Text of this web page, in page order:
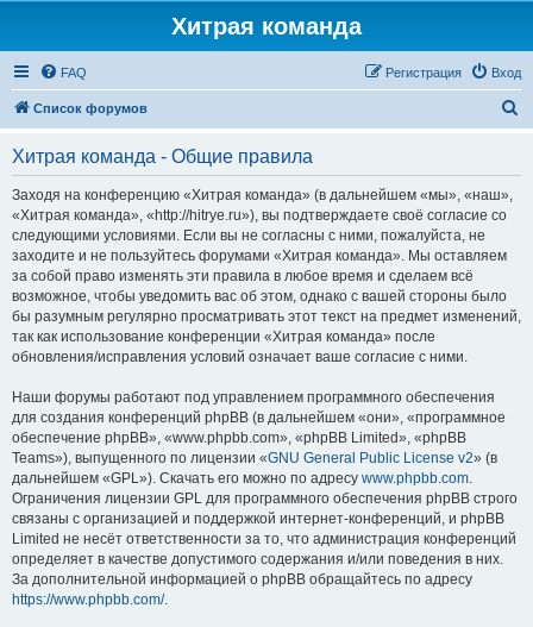
Хитрая команда
FAQ Вход
Регистрация
Список форумов
Хитрая команда - Общие правила
Заходя на конференцию «Хитрая команда» (в дальнейшем «мы», «наш»,
«Хитрая команда», «http://hitrye.ru»), вы подтверждаете своё согласие со
следующими условиями. Если вы не согласны с ними, пожалуйста, не
заходите и не пользуйтесь форумами «Хитрая команда». Мы оставляем
за собой право изменять эти правила в любое время и сделаем всё
возможное, чтобы уведомить вас об этом, однако с вашей стороны было
бы разумным регулярно просматривать этот текст на предмет изменений,
так как использование конференции «Хитрая команда» после
обновления/исправления условий означает ваше согласие с ними.
Наши форумы работают под управлением программного обеспечения
для создания конференций phpBB (в дальнейшем «они», «программное
обеспечение phpBB», «www.phpbb.com», «phpBB Limited», «phpBB
Teams»), выпущенного по лицензии «GNU General Public License v2» (в
дальнейшем «GPL»). Скачать его можно по адресу www.phpbb.com.
Ограничения лицензии GPL для программного обеспечения phpBB строго
связаны с организацией и поддержкой интернет-конференций, и phpBB
Limited не несёт ответственности за то, что администрация конференций
определяет в качестве допустимого содержания и/или поведения в них.
За дополнительной информацией о phpBB обращайтесь по адресу
https://www.phpbb.com/.